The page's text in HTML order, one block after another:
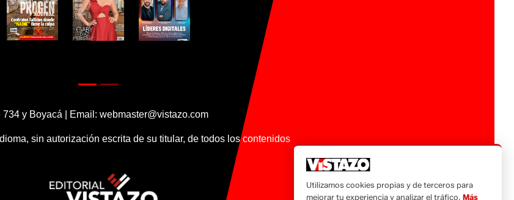
y Boyacá | Email: webmaster@vistazo.com
sin autorización escrita de su titular, de todos los contenidos
Utilizamos cookies propias y de terceros para
mejorar tu experiencia y analizar el tráfico. Más